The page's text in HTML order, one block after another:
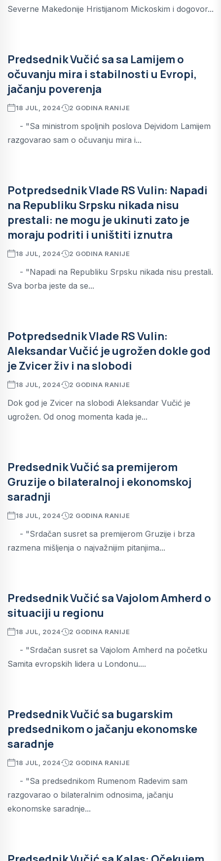
Severne Makedonije Hristijanom Mickoskim i dogovor...
Predsednik Vučić sa sa Lamijem o
očuvanju mira i stabilnosti u Evropi,
jačanju poverenja
18 JUL, 2024 2 GODINA RANIJE
- "Sa ministrom spoljnih poslova Dejvidom Lamijem
razgovarao sam o očuvanju mira i...
Potpredsednik Vlade RS Vulin: Napadi
na Republiku Srpsku nikada nisu
prestali: ne mogu je ukinuti zato je
moraju podriti i uništiti iznutra
18 JUL, 2024 2 GODINA RANIJE
- "Napadi na Republiku Srpsku nikada nisu prestali.
Sva borba jeste da se...
Potpredsednik Vlade RS Vulin:
Aleksandar Vučić je ugrožen dokle god
je Zvicer živ i na slobodi
18 JUL, 2024 2 GODINA RANIJE
Dok god je Zvicer na slobodi Aleksandar Vučić je
ugrožen. Od onog momenta kada je...
Predsednik Vučić sa premijerom
Gruzije o bilateralnoj i ekonomskoj
saradnji
18 JUL, 2024 2 GODINA RANIJE
- "Srdačan susret sa premijerom Gruzije i brza
razmena mišljenja o najvažnijim pitanjima...
Predsednik Vučić sa Vajolom Amherd o
situaciji u regionu
18 JUL, 2024 2 GODINA RANIJE
- "Srdačan susret sa Vajolom Amherd na početku
Samita evropskih lidera u Londonu....
Predsednik Vučić sa bugarskim
predsednikom o jačanju ekonomske
saradnje
18 JUL, 2024 2 GODINA RANIJE
- "Sa predsednikom Rumenom Radevim sam
razgovarao o bilateralnim odnosima, jačanju
ekonomske saradnje...